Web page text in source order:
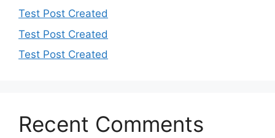
Test Post Created
Test Post Created
Test Post Created
Recent Comments